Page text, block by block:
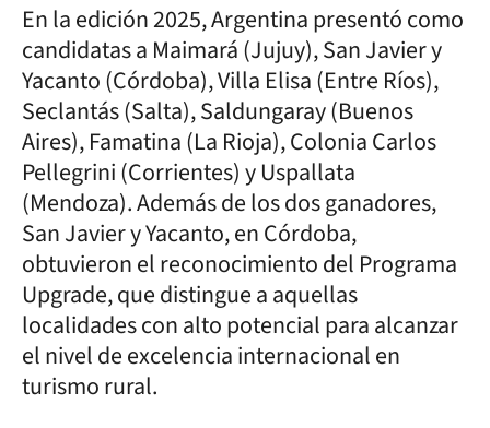
En la edición 2025, Argentina presentó como
candidatas a Maimará (Jujuy), San Javier y
Yacanto (Córdoba), Villa Elisa (Entre Ríos),
Seclantás (Salta), Saldungaray (Buenos
Aires), Famatina (La Rioja), Colonia Carlos
Pellegrini (Corrientes) y Uspallata
(Mendoza). Además de los dos ganadores,
San Javier y Yacanto, en Córdoba,
obtuvieron el reconocimiento del Programa
Upgrade, que distingue a aquellas
localidades con alto potencial para alcanzar
el nivel de excelencia internacional en
turismo rural.